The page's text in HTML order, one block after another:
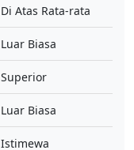
Di Atas Rata-rata
Luar Biasa
Superior
Luar Biasa
Istimewa